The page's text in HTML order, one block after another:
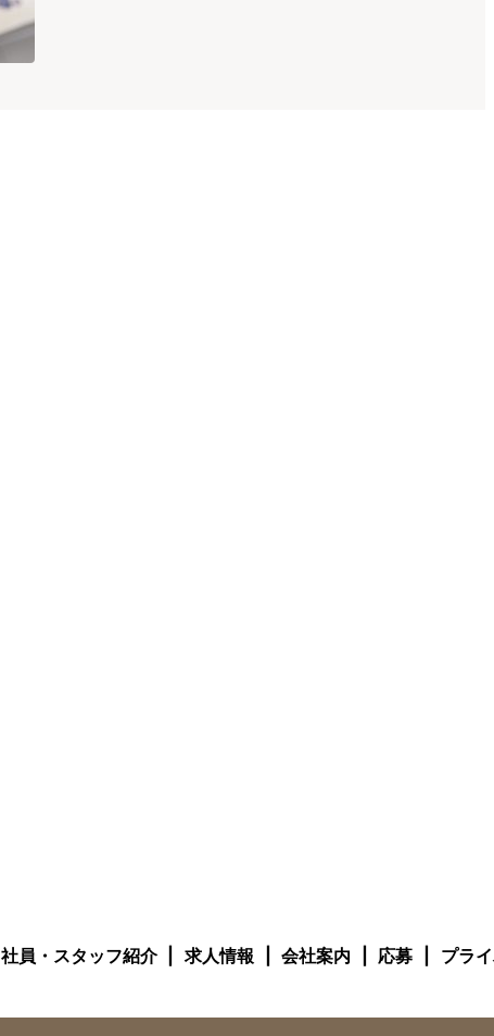
社員・スタッフ紹介 求人情報 会社案内 応募 プラ